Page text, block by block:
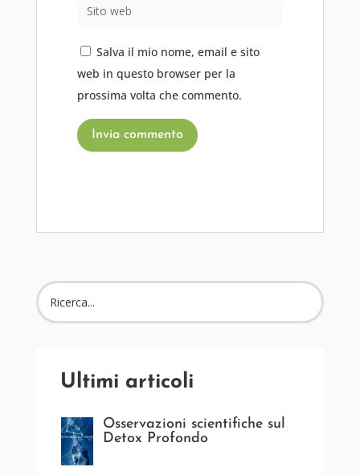
Salva il mio nome, email e sito
web in questo browser per la
prossima volta che commento.
Invia commento
Ultimi articoli
Osservazioni scientifiche sul
Detox Profondo